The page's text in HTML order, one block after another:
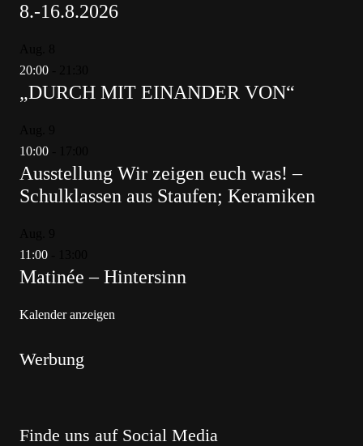
8.-16.8.2026
20:00
„DURCH MIT EINANDER VON“
10:00
Ausstellung Wir zeigen euch was! –
Schulklassen aus Staufen; Keramiken
11:00
Matinée – Hintersinn
Kalender anzeigen
Werbung
Finde uns auf Social Media